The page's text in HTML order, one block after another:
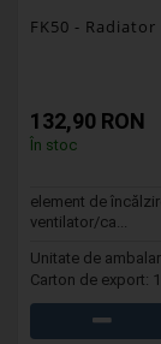
FK50 - Radiator
132,90 RON
În stoc
element de
ventilator/ca...
Unitate de
Carton de export: